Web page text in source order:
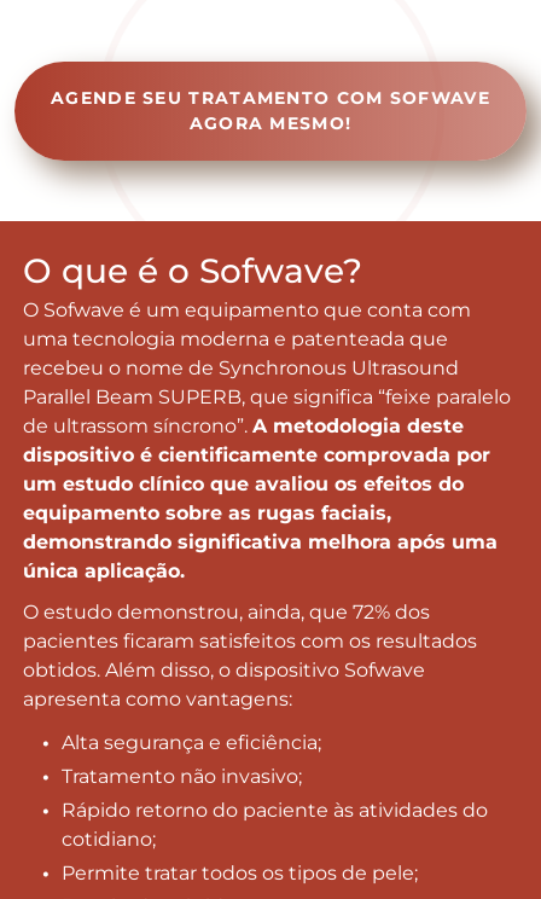
AGENDE SEU TRATAMENTO COM SOFWAVE
AGORA MESMO!
O que é o Sofwave?
O Sofwave é um equipamento que conta com
uma tecnologia moderna e patenteada que
recebeu o nome de Synchronous Ultrasound
Parallel Beam SUPERB, que significa “feixe paralelo
de ultrassom síncrono”.A metodologia deste
dispositivo é cientificamente comprovada por
um estudo clínico que avaliou os efeitos do
equipamento sobre as rugas faciais,
demonstrando significativa melhora após uma
única aplicação.
O estudo demonstrou, ainda, que 72% dos
pacientes ficaram satisfeitos com os resultados
obtidos. Além disso, o dispositivo Sofwave
apresenta como vantagens:
Alta segurança e eficiência;
Tratamento não invasivo;
Rápido retorno do paciente às atividades do
cotidiano;
Permite tratar todos os tipos de pele;